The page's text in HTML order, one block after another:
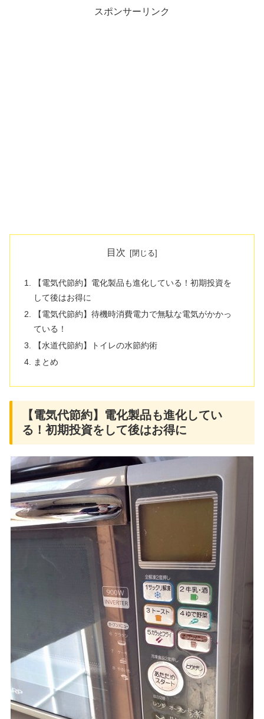
スポンサーリンク
目次
【電気代節約】電化製品も進化している！初期投資を
して後はお得に
【電気代節約】待機時消費電力で無駄な電気がかかっ
ている！
【水道代節約】トイレの水節約術
まとめ
【電気代節約】電化製品も進化してい
る！初期投資をして後はお得に